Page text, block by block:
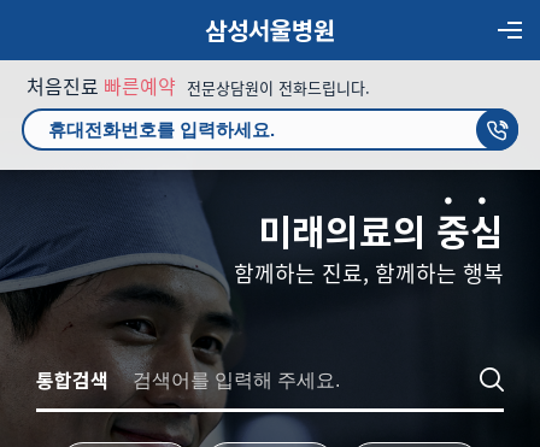
삼성서울병원
처음진료 빠른예약 전문상담원이 전화드립니다.
미래의료의 중심
함께하는 진료, 함께하는 행복
통합검색